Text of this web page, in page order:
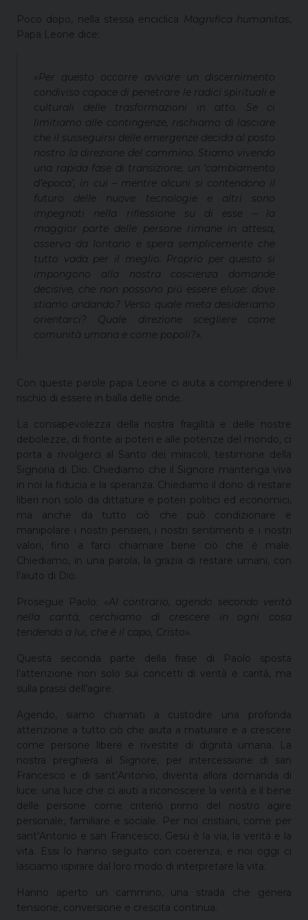
Poco dopo, nella stessa enciclica Magnifica humanitas,
Papa Leone dice:
«Per questo occorre avviare un discernimento
condiviso capace di penetrare le radici spirituali e
culturali delle trasformazioni in atto. Se ci
limitiamo alle contingenze, rischiamo di lasciare
che il susseguirsi delle emergenze decida al posto
nostro la direzione del cammino. Stiamo vivendo
una rapida fase di transizione, un ‘cambiamento
d’epoca’, in cui – mentre alcuni si contendono il
futuro delle nuove tecnologie e altri sono
impegnati nella riflessione su di esse – la
maggior parte delle persone rimane in attesa,
osserva da lontano e spera semplicemente che
tutto vada per il meglio. Proprio per questo si
impongono alla nostra coscienza domande
decisive, che non possono più essere eluse: dove
stiamo andando? Verso quale meta desideriamo
orientarci? Quale direzione scegliere come
comunità umana e come popoli?».
Con queste parole papa Leone ci aiuta a comprendere il
rischio di essere in balìa delle onde.
La consapevolezza della nostra fragilità e delle nostre
debolezze, di fronte ai poteri e alle potenze del mondo, ci
porta a rivolgerci al Santo dei miracoli, testimone della
Signoria di Dio. Chiediamo che il Signore mantenga viva
in noi la fiducia e la speranza. Chiediamo il dono di restare
liberi non solo da dittature e poteri politici ed economici,
ma anche da tutto ciò che può condizionare e
manipolare i nostri pensieri, i nostri sentimenti e i nostri
valori, fino a farci chiamare bene ciò che è male.
Chiediamo, in una parola, la grazia di restare umani, con
l’aiuto di Dio.
Prosegue Paolo: «Al contrario, agendo secondo verità
nella carità, cerchiamo di crescere in ogni cosa
tendendo a lui, che è il capo, Cristo».
Questa seconda parte della frase di Paolo sposta
l’attenzione non solo sui concetti di verità e carità, ma
sulla prassi dell’agire.
Agendo, siamo chiamati a custodire una profonda
attenzione a tutto ciò che aiuta a maturare e a crescere
come persone libere e rivestite di dignità umana. La
nostra preghiera al Signore, per intercessione di san
Francesco e di sant’Antonio, diventa allora domanda di
luce: una luce che ci aiuti a riconoscere la verità e il bene
delle persone come criterio primo del nostro agire
personale, familiare e sociale. Per noi cristiani, come per
sant’Antonio e san Francesco, Gesù è la via, la verità e la
vita. Essi lo hanno seguito con coerenza, e noi oggi ci
lasciamo ispirare dal loro modo di interpretare la vita.
Hanno aperto un cammino, una strada che genera
tensione, conversione e crescita continua.